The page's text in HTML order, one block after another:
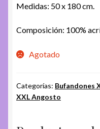
Medidas: 50 x 180 cm.
Composición: 100%
Agotado
Categorías: Bufandones
XXL Angosto